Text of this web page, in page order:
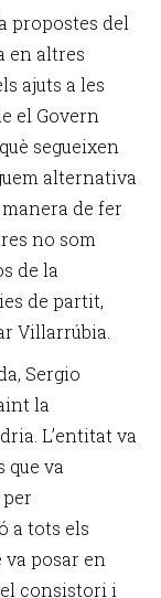
propostes del
en altres
ajuts a les
el Govern
segueixen
alternativa
manera de fer
no som
de la
de partit,
Villarrúbia.
Sergio
la
L’entitat va
que va
per
a tots els
posar en
consistori i